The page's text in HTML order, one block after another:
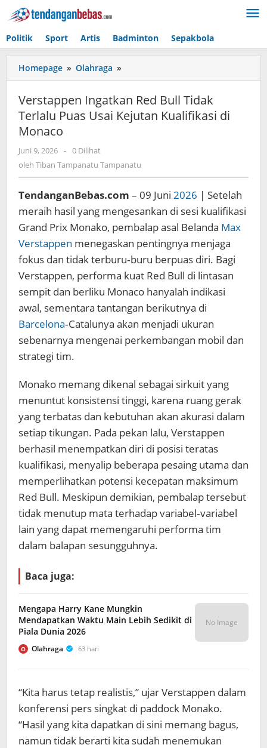
Lewati
ke
Politik Sport Artis Badminton Sepakbola
Homepage » Olahraga »
Ingatkan
Bull
Tidak
Kejutan
Kualifikasi
di
Monaco
Verstappen Ingatkan Red Bull Tidak
Terlalu Puas Usai Kejutan Kualifikasi di
Monaco
Juni 9, 2026 oleh
Tiban
Tampanatu
- 0 Dilihat
oleh Tiban Tampanatu Tampanatu
TendanganBebas.com – 09 Juni 2026 | Setelah
meraih hasil yang mengesankan di sesi kualifikasi
Grand Prix Monako, pembalap asal Belanda Max
Verstappen menegaskan pentingnya menjaga
fokus dan tidak terburu‑buru berpuas diri. Bagi
Verstappen, performa kuat Red Bull di lintasan
sempit dan berliku Monaco hanyalah indikasi
awal, sementara tantangan berikutnya di
Barcelona‑Catalunya akan menjadi ukuran
sebenarnya mengenai perkembangan mobil dan
strategi tim.
Monako memang dikenal sebagai sirkuit yang
menuntut konsistensi tinggi, karena ruang gerak
yang terbatas dan kebutuhan akan akurasi dalam
setiap tikungan. Pada pekan lalu, Verstappen
berhasil menempatkan diri di posisi teratas
kualifikasi, menyalip beberapa pesaing utama dan
memperlihatkan potensi kecepatan maksimum
Red Bull. Meskipun demikian, pembalap tersebut
tidak menutup mata terhadap variabel‑variabel
lain yang dapat memengaruhi performa tim
dalam balapan sesungguhnya.
Baca juga:
Mengapa Harry Kane Mungkin
Mendapatkan Waktu Main Lebih Sedikit di
Piala Dunia 2026
O Olahraga 63 hari
No Image
“Kita harus tetap realistis,” ujar Verstappen dalam
konferensi pers singkat di paddock Monako.
“Hasil yang kita dapatkan di sini memang bagus,
namun tidak berarti kita sudah menemukan